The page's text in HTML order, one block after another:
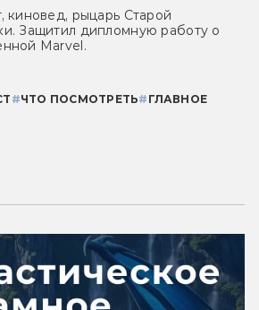
киновед, рыцарь Старой
Защитил дипломную работу о
Marvel.
#ЧТО ПОСМОТРЕТЬ# ГЛАВНОЕ